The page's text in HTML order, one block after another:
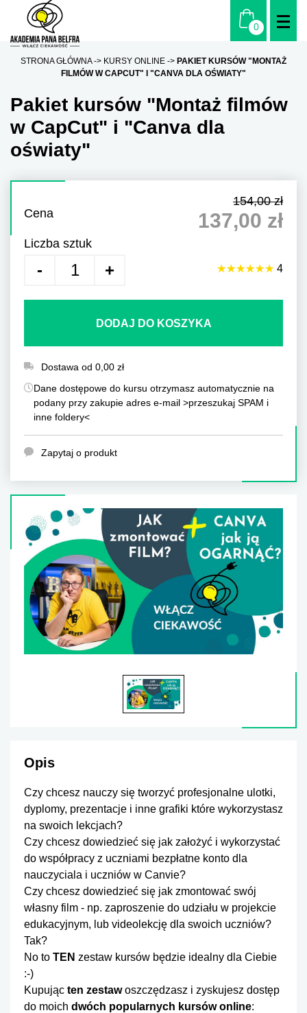
STRONA GŁÓWNA KURSY ONLINE
PAKIET KURSÓW "MONTAŻ
FILMÓW W CAPCUT" I "CANVA DLA OŚWIATY"
Pakiet kursów "Montaż filmów
w CapCut" i "Canva dla
oświaty"
Opis
Czy chcesz nauczy się tworzyć profesjonalne ulotki,
dyplomy, prezentacje i inne grafiki które wykorzystasz
na swoich lekcjach?
Czy chcesz dowiedzieć się jak założyć i wykorzystać
do współpracy z uczniami bezpłatne konto dla
nauczyciala i uczniów w Canvie?
Czy chcesz dowiedzieć się jak zmontować swój
własny film - np. zaproszenie do udziału w projekcie
edukacyjnym, lub videolekcję dla swoich uczniów?
Tak?
No to TEN zestaw kursów będzie idealny dla Ciebie
:-)
Kupując ten zestawoszczędzasz i zyskujesz dostęp
do moich dwóch popularnych kursów online:
Cena
154,00 zł
137,00 zł
Liczba sztuk
☆☆☆☆☆☆
★★★★★★ 4
DODAJ DO KOSZYKA
Dostawa od 0,00 zł
Dane dostępowe do kursu otrzymasz automatycznie na
podany przy zakupie adres e-mail >przeszukaj SPAM i
inne foldery<
Zapytaj o produkt